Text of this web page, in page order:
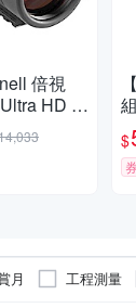
倍視
HD 傳
ED螢
單眼望
司貨)
$
券
月 工程測量